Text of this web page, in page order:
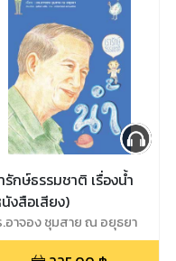
รักษ์ธรรมชาติ เรื่องน้ำ
งสือเสียง)
อาจอง ชุมสาย ณ อยุธยา